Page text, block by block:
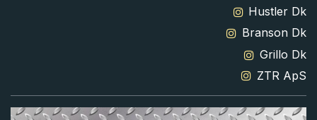
Hustler Dk
Branson Dk
Grillo Dk
ZTR ApS